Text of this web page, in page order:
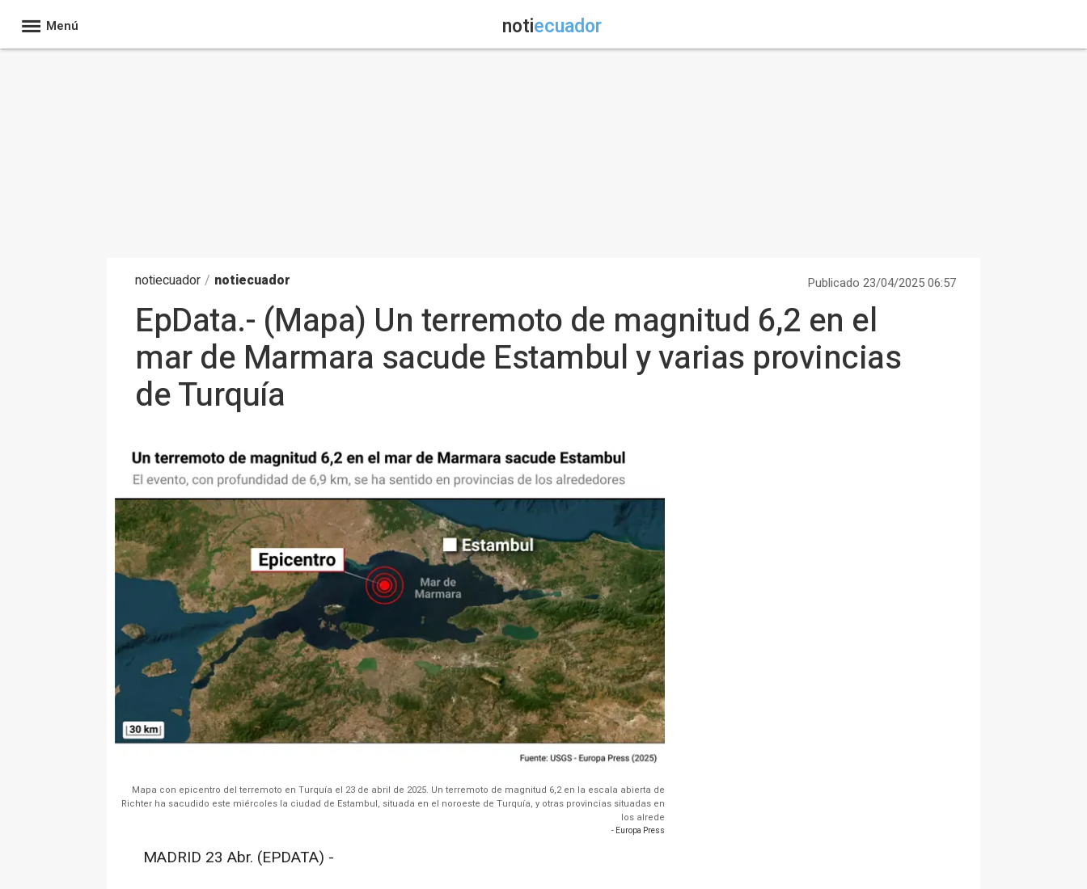
Menú notiecuador
notiecuador / notiecuador Publicado 23/04/2025 06:57
EpData.- (Mapa) Un terremoto de magnitud 6,2 en el
mar de Marmara sacude Estambul y varias provincias
de Turquía
Mapa con epicentro del terremoto en Turquía el 23 de abril de 2025. Un terremoto de magnitud 6,2 en la escala abierta de
Richter ha sacudido este miércoles la ciudad de Estambul, situada en el noroeste de Turquía, y otras provincias situadas en
los alrede
- Europa Press
MADRID 23 Abr. (EPDATA) -